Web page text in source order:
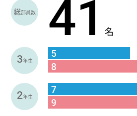
総部員数 41名
3年生
5
8
2年生
7
9